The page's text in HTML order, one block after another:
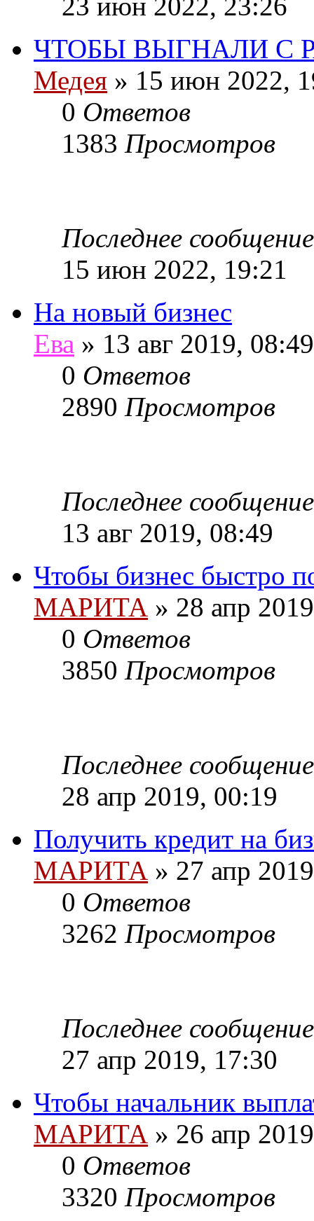
23 июн 2022, 23:26
ЧТОБЫ ВЫГНАЛИ С
Медея » 15 июн 2022,
0 Ответов
1383 Просмотров
Последнее сообщение
15 июн 2022, 19:21
На новый бизнес
Ева » 13 авг 2019, 08:49
0 Ответов
2890 Просмотров
Последнее сообщение
13 авг 2019, 08:49
Чтобы бизнес быстро
МАРИТА » 28 апр
0 Ответов
3850 Просмотров
Последнее сообщение
28 апр 2019, 00:19
Получить кредит на
МАРИТА » 27 апр
0 Ответов
3262 Просмотров
Последнее сообщение
27 апр 2019, 17:30
Чтобы начальник
МАРИТА » 26 апр
0 Ответов
3320 Просмотров